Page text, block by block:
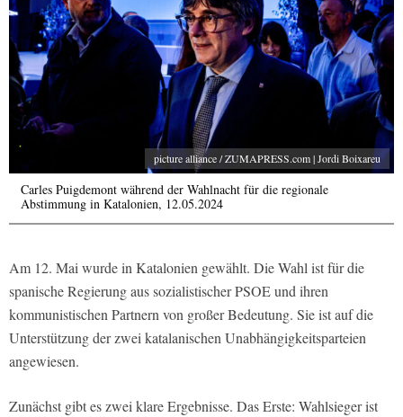
picture alliance / ZUMAPRESS.com | Jordi Boixareu
Carles Puigdemont während der Wahlnacht für die regionale
Abstimmung in Katalonien, 12.05.2024
Am 12. Mai wurde in Katalonien gewählt. Die Wahl ist für die
spanische Regierung aus sozialistischer PSOE und ihren
kommunistischen Partnern von großer Bedeutung. Sie ist auf die
Unterstützung der zwei katalanischen Unabhängigkeitsparteien
angewiesen.
Zunächst gibt es zwei klare Ergebnisse. Das Erste: Wahlsieger ist